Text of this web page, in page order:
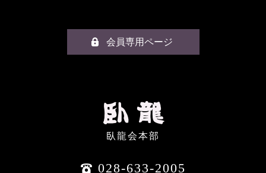
会員専用ページ
臥龍会本部
028-633-2005